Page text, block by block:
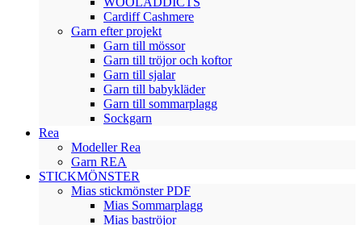
Cardiff Cashmere
Garn efter projekt
Garn till mössor
Garn till tröjor och koftor
Garn till sjalar
Garn till babykläder
Garn till sommarplagg
Sockgarn
Rea
Modeller Rea
Garn REA
STICKMÖNSTER
Mias stickmönster PDF
Mias Sommarplagg
Mias baströjor